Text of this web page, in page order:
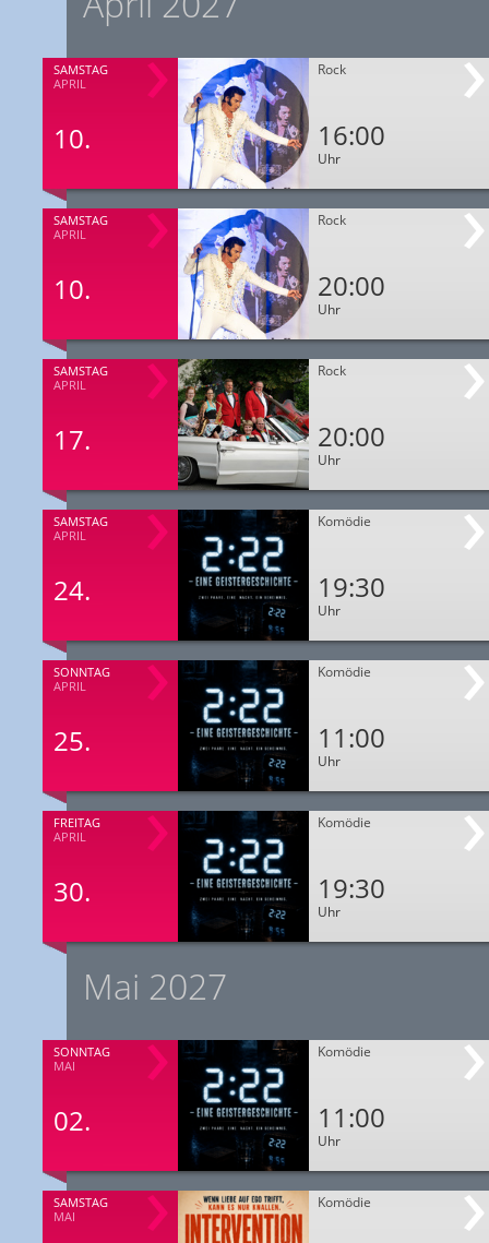
SAMSTAG
APRIL
10.
Rock
16:00
Uhr
SAMSTAG
APRIL
10.
Rock
20:00
Uhr
SAMSTAG
APRIL
17.
Rock
20:00
Uhr
SAMSTAG
APRIL
24.
Komödie
19:30
Uhr
SONNTAG
APRIL
25.
Komödie
11:00
Uhr
FREITAG
APRIL
30.
Komödie
19:30
Uhr
Mai 2027
SONNTAG
MAI
02.
Komödie
11:00
Uhr
SAMSTAG
MAI
Komödie